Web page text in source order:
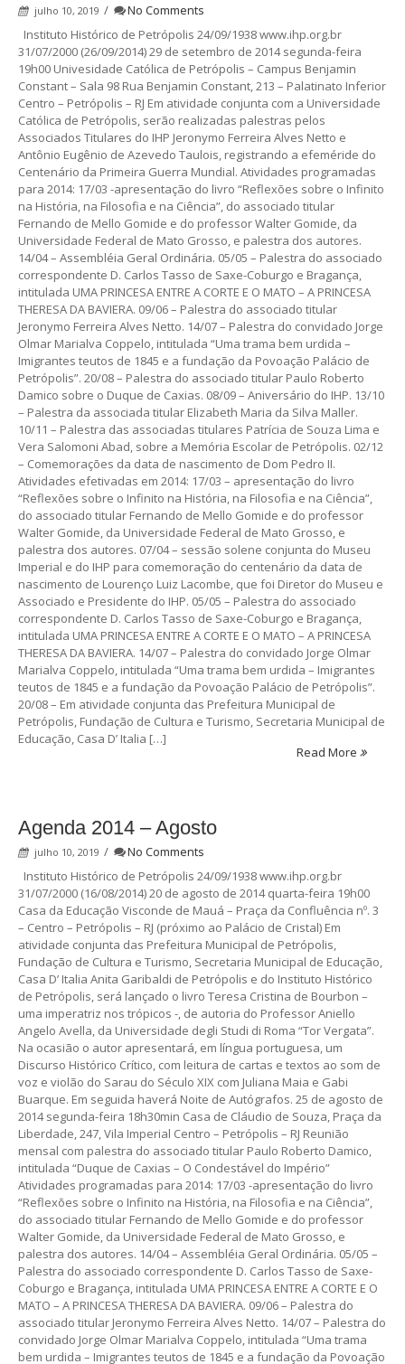
julho 10, 2019 /
No Comments
Instituto Histórico de Petrópolis 24/09/1938 www.ihp.org.br
31/07/2000 (26/09/2014) 29 de setembro de 2014 segunda-feira
19h00 Univesidade Católica de Petrópolis – Campus Benjamin
Constant – Sala 98 Rua Benjamin Constant, 213 – Palatinato Inferior
Centro – Petrópolis – RJ Em atividade conjunta com a Universidade
Católica de Petrópolis, serão realizadas palestras pelos
Associados Titulares do IHP Jeronymo Ferreira Alves Netto e
Antônio Eugênio de Azevedo Taulois, registrando a efeméride do
Centenário da Primeira Guerra Mundial. Atividades programadas
para 2014: 17/03 -apresentação do livro “Reflexões sobre o Infinito
na História, na Filosofia e na Ciência”, do associado titular
Fernando de Mello Gomide e do professor Walter Gomide, da
Universidade Federal de Mato Grosso, e palestra dos autores.
14/04 – Assembléia Geral Ordinária. 05/05 – Palestra do associado
correspondente D. Carlos Tasso de Saxe-Coburgo e Bragança,
intitulada UMA PRINCESA ENTRE A CORTE E O MATO – A PRINCESA
THERESA DA BAVIERA. 09/06 – Palestra do associado titular
Jeronymo Ferreira Alves Netto. 14/07 – Palestra do convidado Jorge
Olmar Marialva Coppelo, intitulada “Uma trama bem urdida –
Imigrantes teutos de 1845 e a fundação da Povoação Palácio de
Petrópolis”. 20/08 – Palestra do associado titular Paulo Roberto
Damico sobre o Duque de Caxias. 08/09 – Aniversário do IHP. 13/10
– Palestra da associada titular Elizabeth Maria da Silva Maller.
10/11 – Palestra das associadas titulares Patrícia de Souza Lima e
Vera Salomoni Abad, sobre a Memória Escolar de Petrópolis. 02/12
– Comemorações da data de nascimento de Dom Pedro II.
Atividades efetivadas em 2014: 17/03 – apresentação do livro
“Reflexões sobre o Infinito na História, na Filosofia e na Ciência”,
do associado titular Fernando de Mello Gomide e do professor
Walter Gomide, da Universidade Federal de Mato Grosso, e
palestra dos autores. 07/04 – sessão solene conjunta do Museu
Imperial e do IHP para comemoração do centenário da data de
nascimento de Lourenço Luiz Lacombe, que foi Diretor do Museu e
Associado e Presidente do IHP. 05/05 – Palestra do associado
correspondente D. Carlos Tasso de Saxe-Coburgo e Bragança,
intitulada UMA PRINCESA ENTRE A CORTE E O MATO – A PRINCESA
THERESA DA BAVIERA. 14/07 – Palestra do convidado Jorge Olmar
Marialva Coppelo, intitulada “Uma trama bem urdida – Imigrantes
teutos de 1845 e a fundação da Povoação Palácio de Petrópolis”.
20/08 – Em atividade conjunta das Prefeitura Municipal de
Petrópolis, Fundação de Cultura e Turismo, Secretaria Municipal de
Educação, Casa D’ Italia […]
Read More
Agenda 2014 – Agosto
julho 10, 2019 /
No Comments
Instituto Histórico de Petrópolis 24/09/1938 www.ihp.org.br
31/07/2000 (16/08/2014) 20 de agosto de 2014 quarta-feira 19h00
Casa da Educação Visconde de Mauá – Praça da Confluência nº. 3
– Centro – Petrópolis – RJ (próximo ao Palácio de Cristal) Em
atividade conjunta das Prefeitura Municipal de Petrópolis,
Fundação de Cultura e Turismo, Secretaria Municipal de Educação,
Casa D’ Italia Anita Garibaldi de Petrópolis e do Instituto Histórico
de Petrópolis, será lançado o livro Teresa Cristina de Bourbon –
uma imperatriz nos trópicos -, de autoria do Professor Aniello
Angelo Avella, da Universidade degli Studi di Roma “Tor Vergata”.
Na ocasião o autor apresentará, em língua portuguesa, um
Discurso Histórico Crítico, com leitura de cartas e textos ao som de
voz e violão do Sarau do Século XIX com Juliana Maia e Gabi
Buarque. Em seguida haverá Noite de Autógrafos. 25 de agosto de
2014 segunda-feira 18h30min Casa de Cláudio de Souza, Praça da
Liberdade, 247, Vila Imperial Centro – Petrópolis – RJ Reunião
mensal com palestra do associado titular Paulo Roberto Damico,
intitulada “Duque de Caxias – O Condestável do Império”
Atividades programadas para 2014: 17/03 -apresentação do livro
“Reflexões sobre o Infinito na História, na Filosofia e na Ciência”,
do associado titular Fernando de Mello Gomide e do professor
Walter Gomide, da Universidade Federal de Mato Grosso, e
palestra dos autores. 14/04 – Assembléia Geral Ordinária. 05/05 –
Palestra do associado correspondente D. Carlos Tasso de Saxe-
Coburgo e Bragança, intitulada UMA PRINCESA ENTRE A CORTE E O
MATO – A PRINCESA THERESA DA BAVIERA. 09/06 – Palestra do
associado titular Jeronymo Ferreira Alves Netto. 14/07 – Palestra do
convidado Jorge Olmar Marialva Coppelo, intitulada “Uma trama
bem urdida – Imigrantes teutos de 1845 e a fundação da Povoação